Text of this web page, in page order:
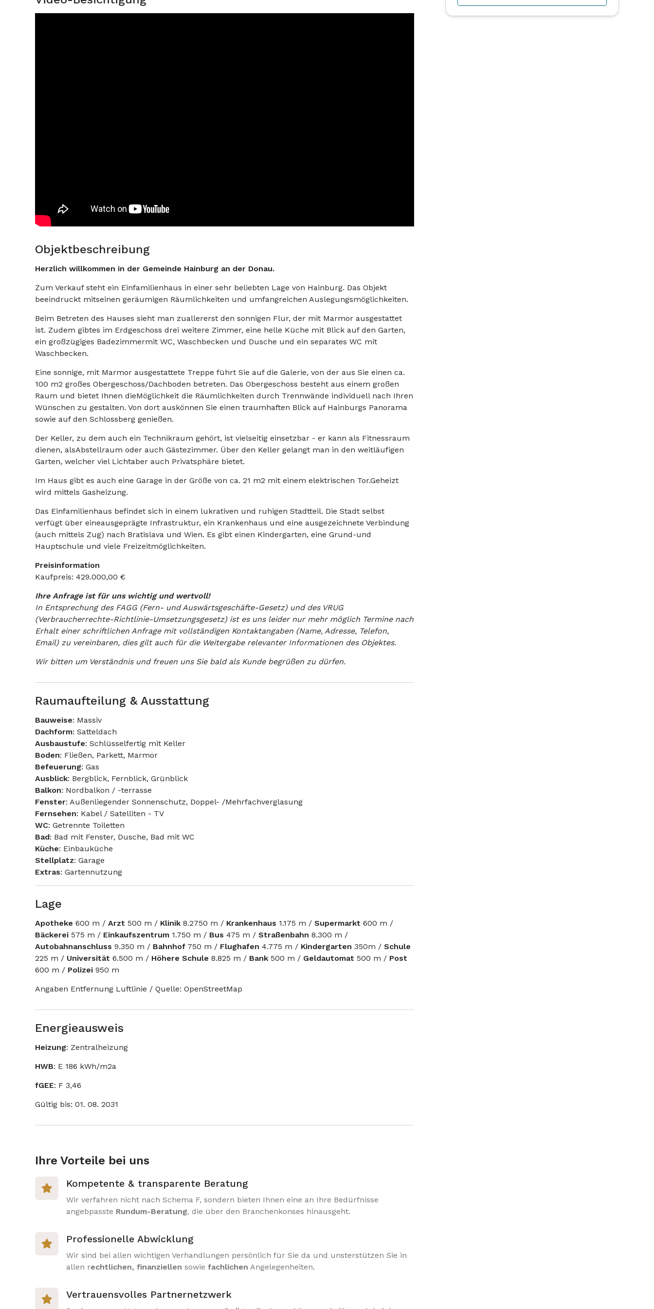
Objektbeschreibung
Herzlich willkommen in der Gemeinde Hainburg an der Donau.
Zum Verkauf steht ein Einfamilienhaus in einer sehr beliebten Lage von Hainburg. Das Objekt
beeindruckt mitseinen geräumigen Räumlichkeiten und umfangreichen Auslegungsmöglichkeiten.
Beim Betreten des Hauses sieht man zuallererst den sonnigen Flur, der mit Marmor ausgestattet
ist. Zudem gibtes im Erdgeschoss drei weitere Zimmer, eine helle Küche mit Blick auf den Garten,
ein großzügiges Badezimmermit WC, Waschbecken und Dusche und ein separates WC mit
Waschbecken.
Eine sonnige, mit Marmor ausgestattete Treppe führt Sie auf die Galerie, von der aus Sie einen ca.
100 m2 großes Obergeschoss/Dachboden betreten. Das Obergeschoss besteht aus einem großen
Raum und bietet Ihnen dieMöglichkeit die Räumlichkeiten durch Trennwände individuell nach Ihren
Wünschen zu gestalten. Von dort auskönnen Sie einen traumhaften Blick auf Hainburgs Panorama
sowie auf den Schlossberg genießen.
Der Keller, zu dem auch ein Technikraum gehört, ist vielseitig einsetzbar - er kann als Fitnessraum
dienen, alsAbstellraum oder auch Gästezimmer. Über den Keller gelangt man in den weitläufigen
Garten, welcher viel Lichtaber auch Privatsphäre bietet.
Im Haus gibt es auch eine Garage in der Größe von ca. 21 m2 mit einem elektrischen Tor.Geheizt
wird mittels Gasheizung.
Das Einfamilienhaus befindet sich in einem lukrativen und ruhigen Stadtteil. Die Stadt selbst
verfügt über eineausgeprägte Infrastruktur, ein Krankenhaus und eine ausgezeichnete Verbindung
(auch mittels Zug) nach Bratislava und Wien. Es gibt einen Kindergarten, eine Grund-und
Hauptschule und viele Freizeitmöglichkeiten.
Preisinformation
Kaufpreis: 429.000,00 €
Ihre Anfrage ist für uns wichtig und wertvoll!
In Entsprechung des FAGG (Fern- und Auswärtsgeschäfte-Gesetz) und des VRUG
(Verbraucherrechte-Richtlinie-Umsetzungsgesetz) ist es uns leider nur mehr möglich Termine nach
Erhalt einer schriftlichen Anfrage mit vollständigen Kontaktangaben (Name, Adresse, Telefon,
Email) zu vereinbaren, dies gilt auch für die Weitergabe relevanter Informationen des Objektes.
Wir bitten um Verständnis und freuen uns Sie bald als Kunde begrüßen zu dürfen.
Raumaufteilung & Ausstattung
Bauweise: Massiv
Dachform: Satteldach
Ausbaustufe: Schlüsselfertig mit Keller
Boden: Fließen, Parkett, Marmor
Befeuerung: Gas
Ausblick: Bergblick, Fernblick, Grünblick
Balkon: Nordbalkon / -terrasse
Fenster: Außenliegender Sonnenschutz, Doppel- /Mehrfachverglasung
Fernsehen: Kabel / Satelliten - TV
WC: Getrennte Toiletten
Bad: Bad mit Fenster, Dusche, Bad mit WC
Küche: Einbauküche
Stellplatz: Garage
Extras: Gartennutzung
Lage
Apotheke 600 m / Arzt 500 m / Klinik 8.2750 m / Krankenhaus 1.175 m / Supermarkt 600 m /
Bäckerei 575 m / Einkaufszentrum 1.750 m / Bus 475 m / Straßenbahn 8.300 m /
Autobahnanschluss 9.350 m / Bahnhof 750 m / Flughafen 4.775 m / Kindergarten 350m / Schule
225 m / Universität 6.500 m / Höhere Schule 8.825 m / Bank 500 m / Geldautomat 500 m / Post
600 m / Polizei 950 m
Angaben Entfernung Luftlinie / Quelle: OpenStreetMap
Energieausweis
Heizung: Zentralheizung
HWB: E 186 kWh/m2a
fGEE: F 3,46
Gültig bis: 01. 08. 2031
Ihre Vorteile bei uns
 Kompetente & transparente Beratung
Wir verfahren nicht nach Schema F, sondern bieten Ihnen eine an Ihre Bedürfnisse
angebpasste Rundum-Beratung, die über den Branchenkonses hinausgeht.
 Professionelle Abwicklung
Wir sind bei allen wichtigen Verhandlungen persönlich für Sie da und unsterstützen Sie in
allen rechtlichen, finanziellen sowie fachlichen Angelegenheiten.
 Vertrauensvolles Partnernetzwerk